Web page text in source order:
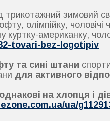
трикотажний зимовий
олімпійку, чоловічі
американку,
tovari-bez-logotipiv
та сині штани
для активного
на хлопця і
ua/